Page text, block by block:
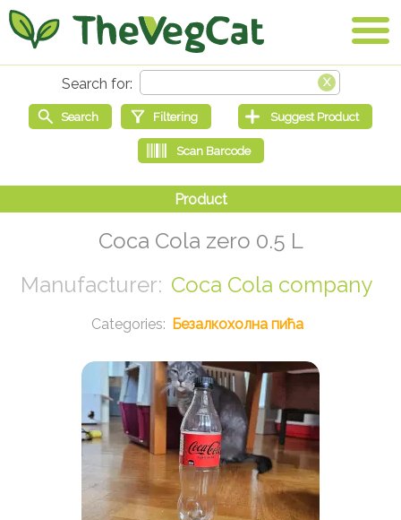
Coca Cola zero 0.5 L
Coca Cola company
Безалкохолна пића